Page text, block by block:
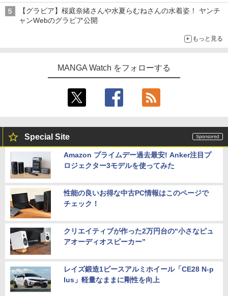
【グラビア】桜庭奈緒さんや水夏らむねさんの水着姿！ ヤンチ
ャンWebのグラビア公開
もっと見る
MANGA Watch をフォローする
Special Site
Amazon プライムデー過去最安! Anker注目プ
ロジェクター3モデルを使ってみた
性能の良いお得な中古PC情報はこのページで
チェック！
クリエイティブが作った2万円台の“小さなピュ
アオーディオスピーカー”
レイズ鍛造1ピースアルミホイール「CE28 N-p
lus」軽量なままに剛性を向上